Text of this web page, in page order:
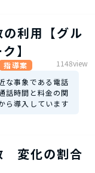
利用【グル
】
指導案 1148view
な事象である電話
話時間と料金の関
ら導入しています
変化の割合